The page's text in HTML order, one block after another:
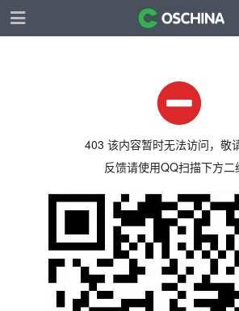
403 该内容暂时无法访问，敬
反馈请使用QQ扫描下方二